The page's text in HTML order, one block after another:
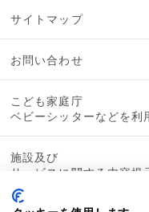
サイトマップ
お問い合わせ
こども家庭庁
ベビーシッターなどを利
施設及び
サービスに関する内容提